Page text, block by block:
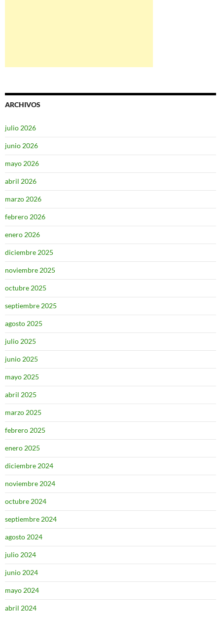
ARCHIVOS
julio 2026
junio 2026
mayo 2026
abril 2026
marzo 2026
febrero 2026
enero 2026
diciembre 2025
noviembre 2025
octubre 2025
septiembre 2025
agosto 2025
julio 2025
junio 2025
mayo 2025
abril 2025
marzo 2025
febrero 2025
enero 2025
diciembre 2024
noviembre 2024
octubre 2024
septiembre 2024
agosto 2024
julio 2024
junio 2024
mayo 2024
abril 2024